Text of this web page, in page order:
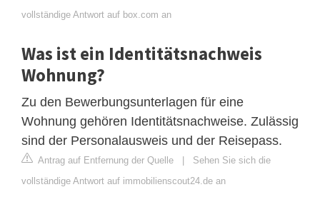
vollständige Antwort auf box.com an
Was ist ein Identitätsnachweis
Wohnung?
Zu den Bewerbungsunterlagen für eine
Wohnung gehören Identitätsnachweise. Zulässig
sind der Personalausweis und der Reisepass.
Antrag auf Entfernung der Quelle | Sehen Sie sich die
vollständige Antwort auf immobilienscout24.de an